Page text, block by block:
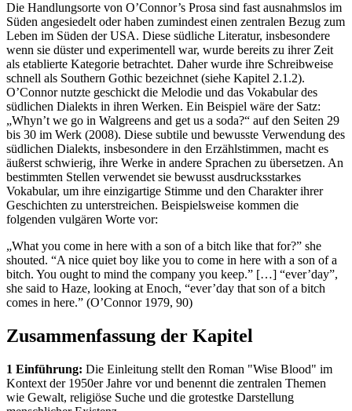
Die Handlungsorte von O’Connor’s Prosa sind fast ausnahmslos im
Süden angesiedelt oder haben zumindest einen zentralen Bezug zum
Leben im Süden der USA. Diese südliche Literatur, insbesondere
wenn sie düster und experimentell war, wurde bereits zu ihrer Zeit
als etablierte Kategorie betrachtet. Daher wurde ihre Schreibweise
schnell als Southern Gothic bezeichnet (siehe Kapitel 2.1.2).
O’Connor nutzte geschickt die Melodie und das Vokabular des
südlichen Dialekts in ihren Werken. Ein Beispiel wäre der Satz:
„Whyn’t we go in Walgreens and get us a soda?“ auf den Seiten 29
bis 30 im Werk (2008). Diese subtile und bewusste Verwendung des
südlichen Dialekts, insbesondere in den Erzählstimmen, macht es
äußerst schwierig, ihre Werke in andere Sprachen zu übersetzen. An
bestimmten Stellen verwendet sie bewusst ausdrucksstarkes
Vokabular, um ihre einzigartige Stimme und den Charakter ihrer
Geschichten zu unterstreichen. Beispielsweise kommen die
folgenden vulgären Worte vor:
„What you come in here with a son of a bitch like that for?” she
shouted. “A nice quiet boy like you to come in here with a son of a
bitch. You ought to mind the company you keep.” […] “ever’day”,
she said to Haze, looking at Enoch, “ever’day that son of a bitch
comes in here.” (O’Connor 1979, 90)
Zusammenfassung der Kapitel
1 Einführung: Die Einleitung stellt den Roman "Wise Blood" im
Kontext der 1950er Jahre vor und benennt die zentralen Themen
wie Gewalt, religiöse Suche und die grotestke Darstellung